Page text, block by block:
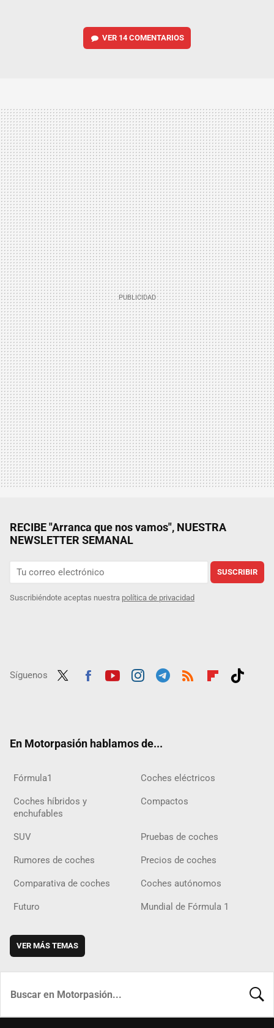
VER 14 COMENTARIOS
RECIBE "Arranca que nos vamos", NUESTRA
NEWSLETTER SEMANAL
SUSCRIBIR
Suscribiéndote aceptas nuestra política de privacidad
Síguenos
En Motorpasión hablamos de...
Fórmula1 Coches eléctricos
Coches híbridos y
enchufables
Compactos
SUV Pruebas de coches
Rumores de coches Precios de coches
Comparativa de coches Coches autónomos
Futuro Mundial de Fórmula 1
VER MÁS TEMAS